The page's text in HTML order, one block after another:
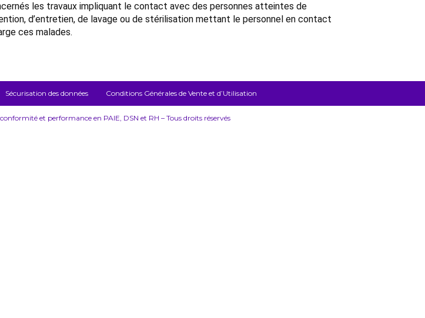
les travaux impliquant le contact avec des personnes atteintes de
d’entretien, de lavage ou de stérilisation mettant le personnel en contact
ces malades.
Sécurisation des données Conditions Générales de Vente et d’Utilisation
et performance en PAIE, DSN et RH – Tous droits réservés